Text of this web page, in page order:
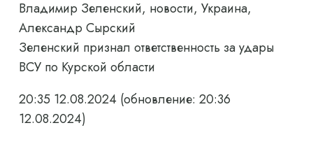
Владимир Зеленский, новости, Украина,
Александр Сырский
Зеленский признал ответственность за удары
ВСУ по Курской области
20:35 12.08.2024 (обновление: 20:36
12.08.2024)